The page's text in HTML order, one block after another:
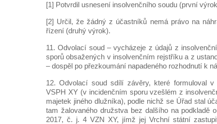
[1] Potvrdil usnesení insolvenčního soudu (první
[2] Určil, že žádný z účastníků nemá právo na
řízení (druhý výrok).
11. Odvolací soud – vycházeje z údajů z
sporů obsažených v insolvenčním rejstříku a z
– dospěl po přezkoumání napadeného rozhodnutí k
12. Odvolací soud sdílí závěry, které formuloval
VSPH XY (v incidenčním sporu vzešlém z
majetek jiného dlužníka), podle nichž se Úřad stal
tam žalovaného družstva bez dalšího na podkladě
2017, č. j. 4 VZN XY, jímž jej Vrchní státní